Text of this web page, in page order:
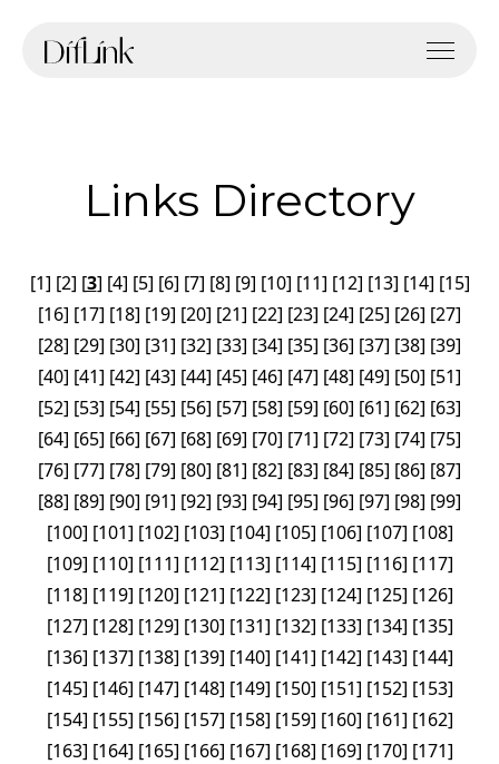
Links Directory
[1] [2] [3] [4] [5] [6] [7] [8] [9] [10] [11] [12] [13] [14] [15]
[16] [17] [18] [19] [20] [21] [22] [23] [24] [25] [26] [27]
[28] [29] [30] [31] [32] [33] [34] [35] [36] [37] [38] [39]
[40] [41] [42] [43] [44] [45] [46] [47] [48] [49] [50] [51]
[52] [53] [54] [55] [56] [57] [58] [59] [60] [61] [62] [63]
[64] [65] [66] [67] [68] [69] [70] [71] [72] [73] [74] [75]
[76] [77] [78] [79] [80] [81] [82] [83] [84] [85] [86] [87]
[88] [89] [90] [91] [92] [93] [94] [95] [96] [97] [98] [99]
[100] [101] [102] [103] [104] [105] [106] [107] [108]
[109] [110] [111] [112] [113] [114] [115] [116] [117]
[118] [119] [120] [121] [122] [123] [124] [125] [126]
[127] [128] [129] [130] [131] [132] [133] [134] [135]
[136] [137] [138] [139] [140] [141] [142] [143] [144]
[145] [146] [147] [148] [149] [150] [151] [152] [153]
[154] [155] [156] [157] [158] [159] [160] [161] [162]
[163] [164] [165] [166] [167] [168] [169] [170] [171]